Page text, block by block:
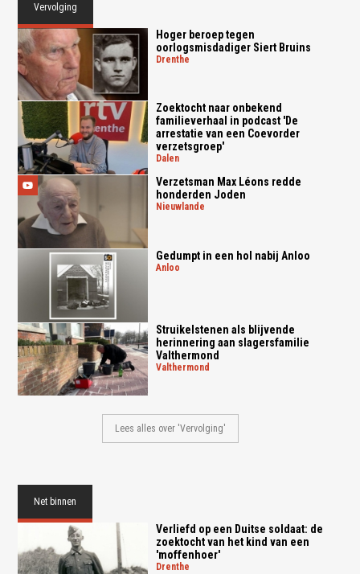
Vervolging
Hoger beroep tegen
oorlogsmisdadiger Siert Bruins
drenthe
Zoektocht naar onbekend
familieverhaal in podcast 'De
arrestatie van een Coevorder
verzetsgroep'
dalen
Verzetsman Max Léons redde
honderden Joden
nieuwlande
Gedumpt in een hol nabij Anloo
anloo
Struikelstenen als blijvende
herinnering aan slagersfamilie
Valthermond
valthermond
Lees alles over 'Vervolging'
Net binnen
Verliefd op een Duitse soldaat: de
zoektocht van het kind van een
'moffenhoer'
drenthe